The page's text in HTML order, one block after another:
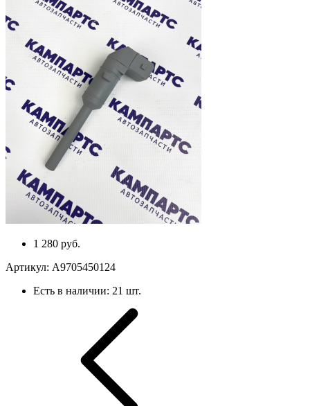
1 280 руб.
Артикул: A9705450124
Есть в наличии: 21 шт.